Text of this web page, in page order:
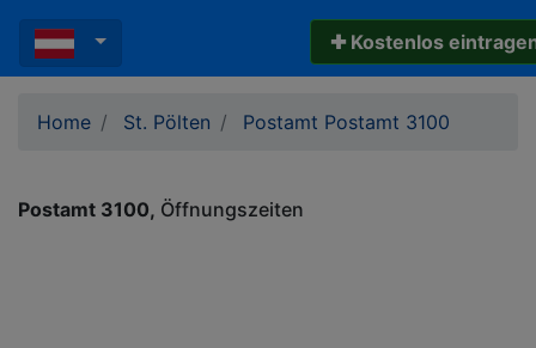
✚ Kostenlos
Home St. Pölten Postamt Postamt 3100
Postamt 3100 Öffnungszeiten